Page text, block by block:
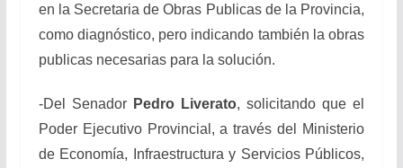
en la Secretaria de Obras Publicas de la Provincia,
como diagnóstico, pero indicando también la obras
publicas necesarias para la solución.
-Del Senador Pedro Liverato, solicitando que el
Poder Ejecutivo Provincial, a través del Ministerio
de Economía, Infraestructura y Servicios Públicos,